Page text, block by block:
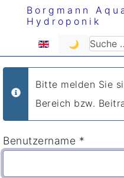
Borgmann
Hydroponik
Sprache auswählen
🌙 Suchen
Bitte melden Sie
Bereich bzw.
Benutzername *